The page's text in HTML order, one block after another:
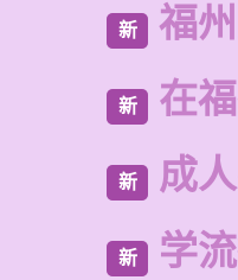
新 福
新 在
新 成
新 学